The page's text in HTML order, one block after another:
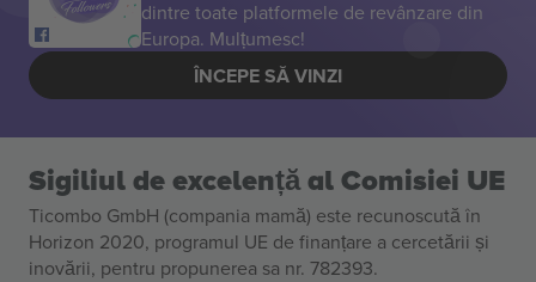
dintre toate platformele de revânzare din
Europa. Mulțumesc!
ÎNCEPE SĂ VINZI
Sigiliul de excelență al Comisiei UE
Ticombo GmbH (compania mamă) este recunoscută în
Horizon 2020, programul UE de finanțare a cercetării și
inovării, pentru propunerea sa nr. 782393.